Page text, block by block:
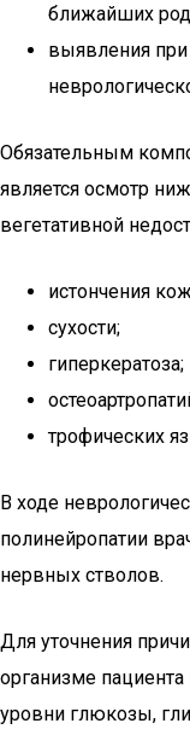
ближайших
выявления
Обязательным
является осмотр
вегетативной
истончения
сухости;
гиперкератоза;
трофических
В ходе
полинейропатии
нервных стволов.
Для уточнения
организме
уровни глюкозы,